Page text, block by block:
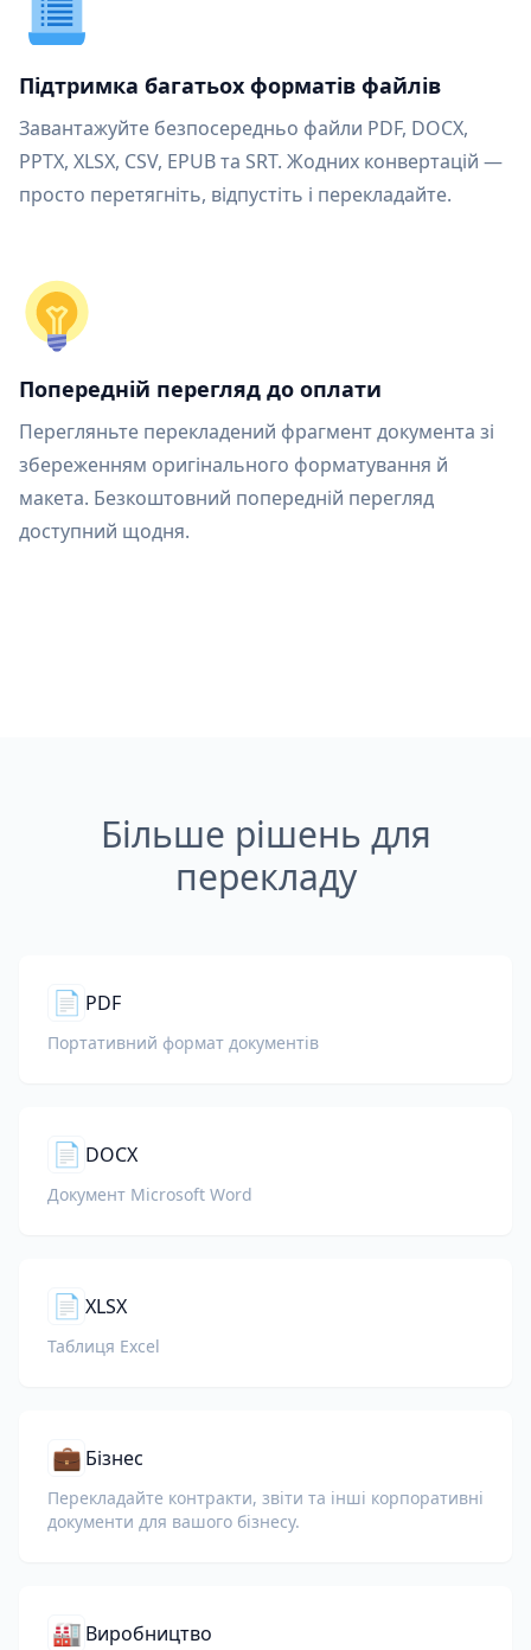
Підтримка багатьох форматів файлів
Завантажуйте безпосередньо файли PDF, DOCX,
PPTX, XLSX, CSV, EPUB та SRT. Жодних конвертацій —
просто перетягніть, відпустіть і перекладайте.
Попередній перегляд до оплати
Перегляньте перекладений фрагмент документа зі
збереженням оригінального форматування й
макета. Безкоштовний попередній перегляд
доступний щодня.
Більше рішень для
перекладу
📄 PDF
Портативний формат документів
📄 DOCX
Документ Microsoft Word
📄 XLSX
Таблиця Excel
💼 Бізнес
Перекладайте контракти, звіти та інші корпоративні
документи для вашого бізнесу.
🏭 Виробництво